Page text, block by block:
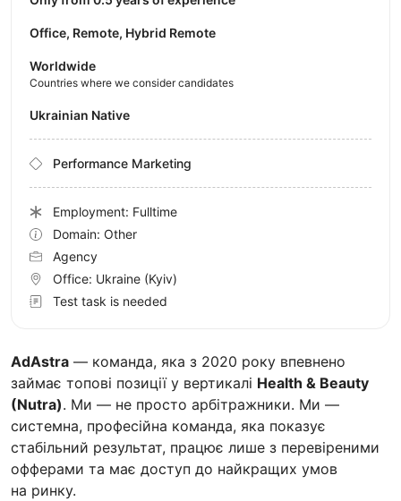
AdAstra — команда, яка з 2020 року впевнено
займає топові позиції у вертикалі Health & Beauty
(Nutra). Ми — не просто арбітражники. Ми —
системна, професійна команда, яка показує
стабільний результат, працює лише з перевіреними
офферами та має доступ до найкращих умов
на ринку.
Office, Remote, Hybrid Remote
Worldwide
Countries where we consider candidates
Ukrainian Native
Performance Marketing
Employment: Fulltime
Domain: Other
Agency
Office: Ukraine (Kyiv)
Test task is needed